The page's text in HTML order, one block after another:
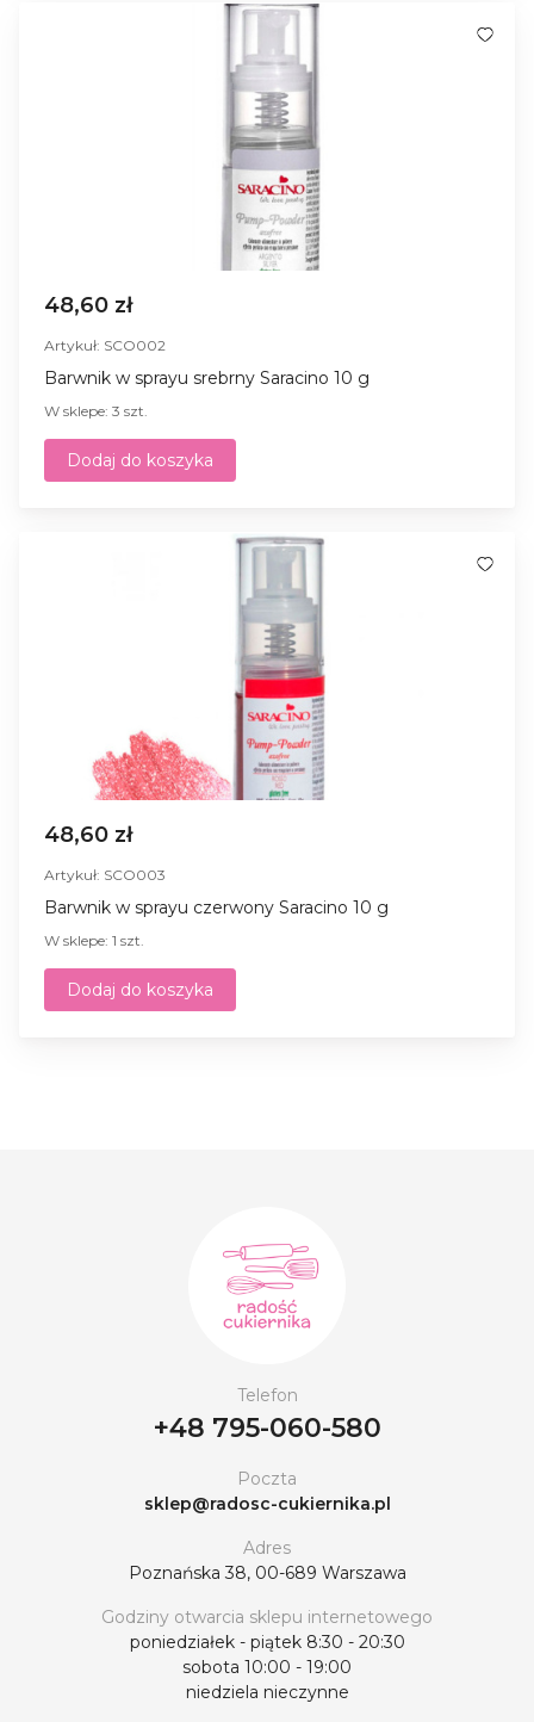
48,60 zł
Artykuł: SCO002
Barwnik w sprayu srebrny Saracino 10 g
W sklepe: 3 szt.
Dodaj do koszyka
48,60 zł
Artykuł: SCO003
Barwnik w sprayu czerwony Saracino 10 g
W sklepe: 1 szt.
Dodaj do koszyka
Telefon
+48 795-060-580
Poczta
sklep@radosc-cukiernika.pl
Adres
Poznańska 38, 00-689 Warszawa
Godziny otwarcia sklepu internetowego
poniedziałek - piątek 8:30 - 20:30
sobota 10:00 - 19:00
niedziela nieczynne